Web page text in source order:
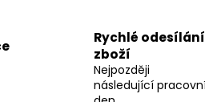
Rychlé odesílání
zboží
Nejpozději
následující